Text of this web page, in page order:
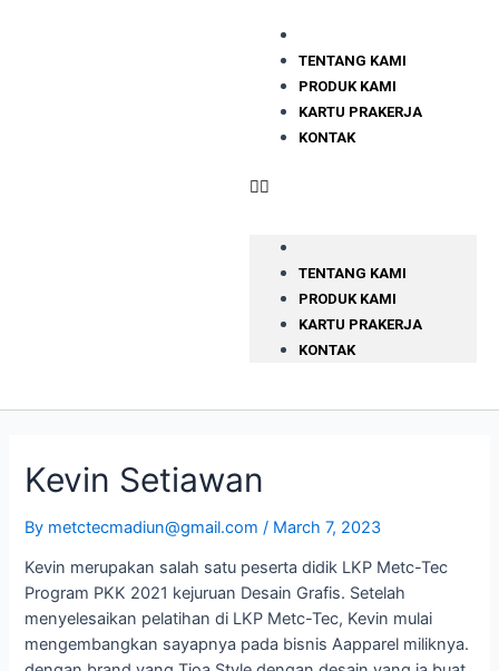
TENTANG KAMI
PRODUK KAMI
KARTU PRAKERJA
KONTAK
TENTANG KAMI
PRODUK KAMI
KARTU PRAKERJA
KONTAK
Kevin Setiawan
By metctecmadiun@gmail.com / March 7, 2023
Kevin merupakan salah satu peserta didik LKP Metc-Tec
Program PKK 2021 kejuruan Desain Grafis. Setelah
menyelesaikan pelatihan di LKP Metc-Tec, Kevin mulai
mengembangkan sayapnya pada bisnis Aapparel miliknya.